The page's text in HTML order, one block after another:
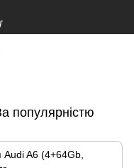
популярністю